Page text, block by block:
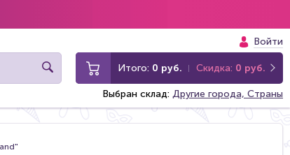
Войти
Итого: 0 руб. Скидка: 0 руб.
Выбран склад: Другие города, Страны